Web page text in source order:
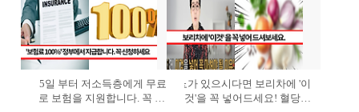
4월 5일 부터 저소득층에게 무료
로 보험을 지원합니다. 꼭 가
당뇨가 있으시다면 보리차에 '이
것'을 꼭 넣어드세요! 혈당수